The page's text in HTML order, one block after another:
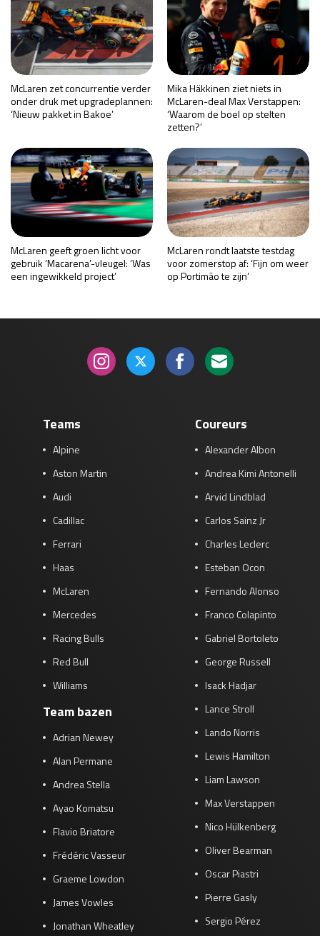
McLaren zet concurrentie verder
onder druk met upgradeplannen:
‘Nieuw pakket in Bakoe’
Mika Häkkinen ziet niets in
McLaren-deal Max Verstappen:
‘Waarom de boel op stelten
zetten?’
McLaren geeft groen licht voor
gebruik ‘Macarena’-vleugel: ‘Was
een ingewikkeld project’
McLaren rondt laatste testdag
voor zomerstop af: ‘Fijn om weer
op Portimão te zijn’
Teams
Alpine
Aston Martin
Audi
Cadillac
Ferrari
Haas
McLaren
Mercedes
Racing Bulls
Red Bull
Williams
Team bazen
Adrian Newey
Alan Permane
Andrea Stella
Ayao Komatsu
Flavio Briatore
Frédéric Vasseur
Graeme Lowdon
James Vowles
Jonathan Wheatley
Coureurs
Alexander Albon
Andrea Kimi Antonelli
Arvid Lindblad
Carlos Sainz Jr
Charles Leclerc
Esteban Ocon
Fernando Alonso
Franco Colapinto
Gabriel Bortoleto
George Russell
Isack Hadjar
Lance Stroll
Lando Norris
Lewis Hamilton
Liam Lawson
Max Verstappen
Nico Hülkenberg
Oliver Bearman
Oscar Piastri
Pierre Gasly
Sergio Pérez